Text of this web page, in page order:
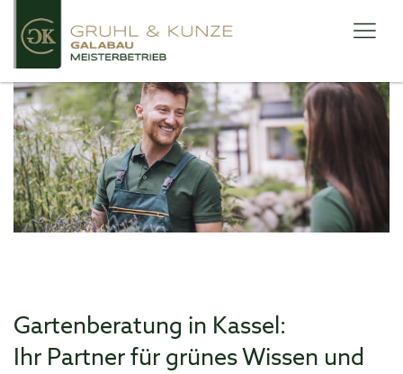
Gartenberatung in Kassel:
Ihr Partner für grünes Wissen und